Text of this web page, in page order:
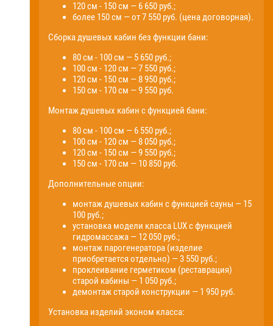
120 см - 150 см — 6 650 руб.;
более 150 см — от 7 550 руб. (цена договорная).
Сборка душевых кабин без функции бани:
80 см - 100 см — 5 650 руб.;
100 см - 120 см — 7 550 руб.;
120 см - 150 см — 8 950 руб.;
150 см - 170 см — 9 550 руб.
Монтаж душевых кабин с функцией бани:
80 см - 100 см — 6 550 руб.;
100 см - 120 см — 8 050 руб.;
120 см - 150 см — 9 550 руб.;
150 см - 170 см — 10 850 руб.
Дополнительные опции:
монтаж душевых кабин с функцией сауны — 15
100 руб.;
установка модели класса LUX с функцией
гидромассажа — 12 050 руб.;
монтаж парогенератора (изделие
приобретается отдельно) — 3 550 руб.;
проклеивание герметиком (реставрация)
старой кабины — 1 050 руб.;
демонтаж старой конструкции — 1 950 руб.
Установка изделий эконом класса: